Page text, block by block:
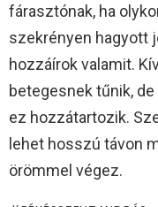
fárasztónak, ha
szekrényen hagyott
hozzáírok valamit.
betegesnek tűnik,
ez hozzátartozik.
lehet hosszú távon
örömmel végez.